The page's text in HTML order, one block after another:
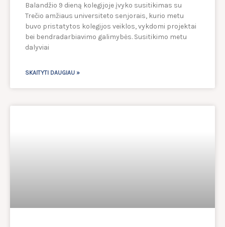
Balandžio 9 dieną kolegijoje įvyko susitikimas su
Trečio amžiaus universiteto senjorais, kurio metu
buvo pristatytos kolegijos veiklos, vykdomi projektai
bei bendradarbiavimo galimybės. Susitikimo metu
dalyviai
SKAITYTI DAUGIAU »